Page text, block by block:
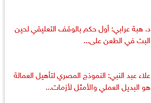
د. هبة عرابي: أول حكم بالوقف التعليقي لحين
البت في الطعن على...
علاء عبد النبي: النموذج المصري لتأهيل العمالة
هو البديل العملي والأمثل لأزمات...